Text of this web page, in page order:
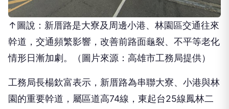
↑圖說：新厝路是大寮及周邊小港、林園區交通往來
幹道，交通頻繁影響，改善前路面龜裂、不平等老化
情形日漸加劇。（圖片來源：高雄市工務局提供）
工務局長楊欽富表示，新厝路為串聯大寮、小港與林
園的重要幹道，屬區道高74線，東起台25線鳳林二